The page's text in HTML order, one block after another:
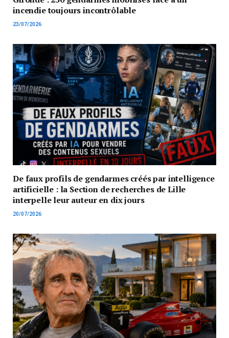
incendie toujours incontrôlable
23/07/2026
De faux profils de gendarmes créés par intelligence
artificielle : la Section de recherches de Lille
interpelle leur auteur en dix jours
20/07/2026